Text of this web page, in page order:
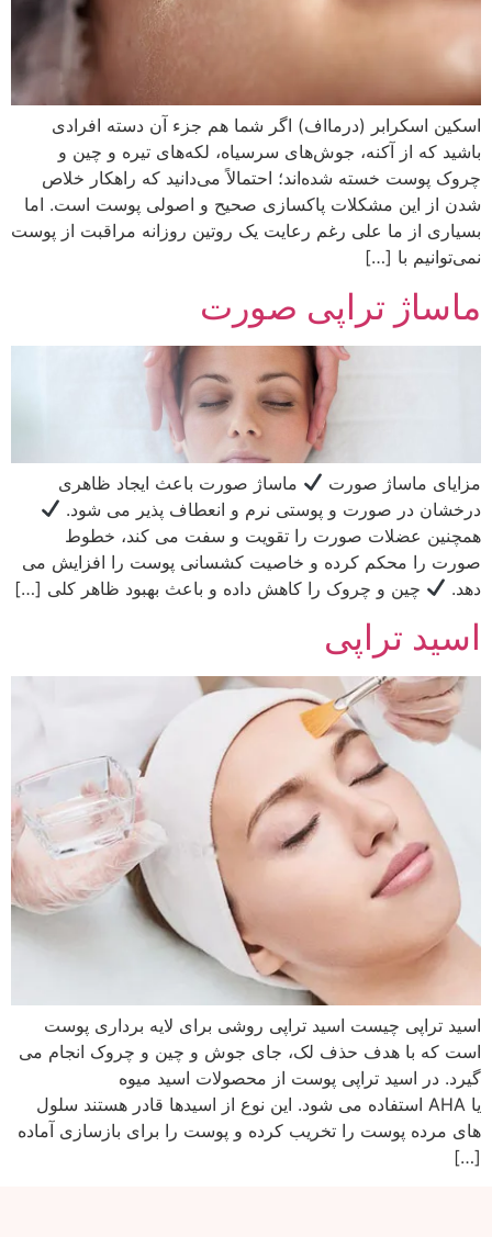
اسکین اسکرابر (درمااف) اگر شما هم جزء آن دسته افرادی
باشید که از آکنه، جوش‌های سرسیاه، لکه‌های تیره و چین و
چروک پوست خسته شده‌اند؛ احتمالاً می‌دانید که راهکار خلاص
شدن از این مشکلات پاکسازی صحیح و اصولی پوست است. اما
بسیاری از ما علی رغم رعایت یک روتین روزانه مراقبت از پوست
نمی‌توانیم با […]
ماساژ تراپی صورت
مزایای ماساژ صورت
ماساژ صورت باعث ایجاد ظاهری
درخشان در صورت و پوستی نرم و انعطاف پذیر می شود.
همچنین عضلات صورت را تقویت و سفت می کند، خطوط
صورت را محکم کرده و خاصیت کشسانی پوست را افزایش می
دهد.
چین و چروک را کاهش داده و باعث بهبود ظاهر کلی […]
اسید تراپی
اسید تراپی چیست اسید تراپی روشی برای لایه برداری پوست
است که با هدف حذف لک، جای جوش و چین و چروک انجام می
گیرد. در اسید تراپی پوست از محصولات اسید میوه
یا AHA استفاده می شود. این نوع از اسیدها قادر هستند سلول
های مرده پوست را تخریب کرده و پوست را برای بازسازی آماده
[…]